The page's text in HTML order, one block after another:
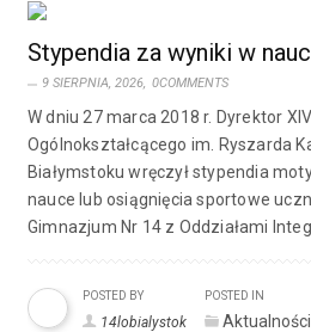
Stypendia za wyniki w
9 SIERPNIA, 2026, 0COMMENTS
W dniu 27 marca 2018 r. Dyrektor
Ogólnokształcącego im. Ryszarda
Białymstoku wręczył stypendia
nauce lub osiągnięcia sportowe
Gimnazjum Nr 14 z Oddziałami
POSTED BY
14lobialystok
POSTED IN
Aktualności